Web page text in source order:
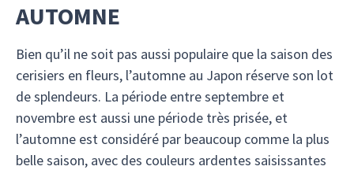
AUTOMNE
Bien qu’il ne soit pas aussi populaire que la saison des
cerisiers en fleurs, l’automne au Japon réserve son lot
de splendeurs. La période entre septembre et
novembre est aussi une période très prisée, et
l’automne est considéré par beaucoup comme la plus
belle saison, avec des couleurs ardentes saisissantes